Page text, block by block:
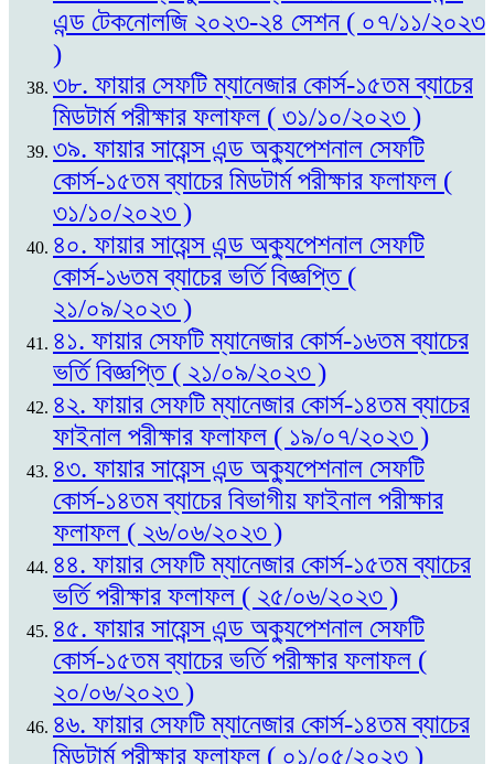
এন্ড টেকনোলজি ২০২৩-২৪ সেশন ( ০৭/১১/২০২৩
)
৩৮. ফায়ার সেফটি ম্যানেজার কোর্স-১৫তম ব্যাচের
মিডটার্ম পরীক্ষার ফলাফল ( ৩১/১০/২০২৩ )
৩৯. ফায়ার সায়েন্স এন্ড অক্যুপেশনাল সেফটি
কোর্স-১৫তম ব্যাচের মিডটার্ম পরীক্ষার ফলাফল (
৩১/১০/২০২৩ )
৪০. ফায়ার সায়েন্স এন্ড অক্যুপেশনাল সেফটি
কোর্স-১৬তম ব্যাচের ভর্তি বিজ্ঞপ্তি (
২১/০৯/২০২৩ )
৪১. ফায়ার সেফটি ম্যানেজার কোর্স-১৬তম ব্যাচের
ভর্তি বিজ্ঞপ্তি ( ২১/০৯/২০২৩ )
৪২. ফায়ার সেফটি ম্যানেজার কোর্স-১৪তম ব্যাচের
ফাইনাল পরীক্ষার ফলাফল ( ১৯/০৭/২০২৩ )
৪৩. ফায়ার সায়েন্স এন্ড অক্যুপেশনাল সেফটি
কোর্স-১৪তম ব্যাচের বিভাগীয় ফাইনাল পরীক্ষার
ফলাফল ( ২৬/০৬/২০২৩ )
৪৪. ফায়ার সেফটি ম্যানেজার কোর্স-১৫তম ব্যাচের
ভর্তি পরীক্ষার ফলাফল ( ২৫/০৬/২০২৩ )
৪৫. ফায়ার সায়েন্স এন্ড অক্যুপেশনাল সেফটি
কোর্স-১৫তম ব্যাচের ভর্তি পরীক্ষার ফলাফল (
২০/০৬/২০২৩ )
৪৬. ফায়ার সেফটি ম্যানেজার কোর্স-১৪তম ব্যাচের
মিডটার্ম পরীক্ষার ফলাফল ( ০১/০৫/২০২৩ )